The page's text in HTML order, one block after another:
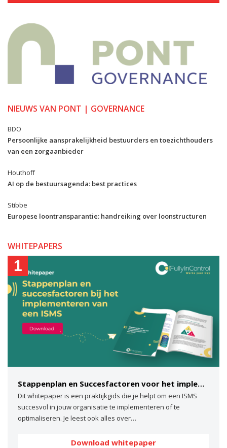
NIEUWS VAN PONT | GOVERNANCE
BDO
Persoonlijke aansprakelijkheid bestuurders en toezichthouders
van een zorgaanbieder
Houthoff
AI op de bestuursagenda: best practices
Stibbe
Europese loontransparantie: handreiking over loonstructuren
WHITEPAPERS
1
Stappenplan en Succesfactoren voor het implementeren van een ISMS
Dit whitepaper is een praktijkgids die je helpt om een ISMS
succesvol in jouw organisatie te implementeren of te
optimaliseren. Je leest ook alles over…
Download whitepaper